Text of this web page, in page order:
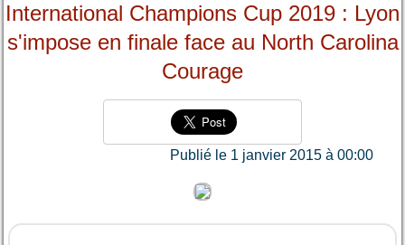
International Champions Cup 2019 : Lyon
s'impose en finale face au North Carolina
Courage
Publié le 1 janvier 2015 à 00:00